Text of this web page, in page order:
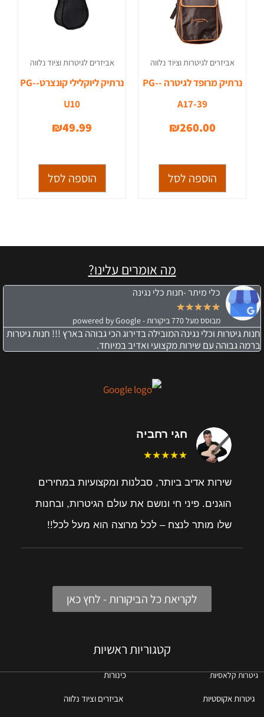
אביזרים לגיטרות וציוד נלווה
נרתיק מרופד לגיטרה -PG-
A17-39
₪260.00
הוספה לסל
אביזרים לגיטרות וציוד נלווה
נרתיק ליוקלילי קונצרט-PG-
U10
₪49.99
הוספה לסל
מה אומרים עלינו?
כלי מיתר -חנות כלי נגינה
★
★
★
★
★
מבוסס מעל 770 ביקורות - powered by Google
חנות גיטרות וכלי נגינה המובילה בדירוג הכי גבוהה בארץ !!! חנות גיטרות
ברמה גבוהה עם שירות מקצועי ואדיב במיוחד.
חגי רחביה
★★★★★
שירות אדיב ביותר, סבלנות ומקצועיות במחירים
הוגנים. פיני חי ונושם את עולם הגיטרות, ובחנות
שלו מותר לנצח – לכל מרוצה הוא מעל לכל!!
לקריאת כל הביקורות - לחץ כאן
קטגוריות ראשיות
גיטרות קלאסיות כינורות
גיטרות אקוסטיות אביזרים וציוד נלווה